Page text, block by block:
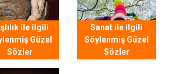
ile ilgili
Güzel
Sözler
Sanat ile ilgili
Söylenmiş Güzel
Sözler